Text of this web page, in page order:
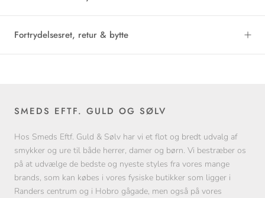
Fortrydelsesret, retur & bytte
SMEDS EFTF. GULD OG SØLV
Hos Smeds Eftf. Guld & Sølv har vi et flot og bredt udvalg af
smykker og ure til både herrer, damer og børn. Vi bestræber os
på at udvælge de bedste og nyeste styles fra vores mange
brands, som kan købes i vores fysiske butikker som ligger i
Randers centrum og i Hobro gågade, men også på vores